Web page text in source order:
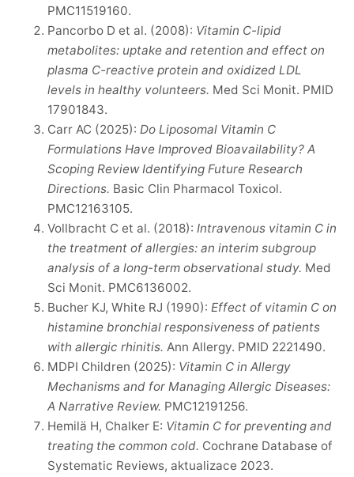
PMC11519160.
Pancorbo D et al. (2008): Vitamin C-lipid
metabolites: uptake and retention and effect on
plasma C-reactive protein and oxidized LDL
levels in healthy volunteers. Med Sci Monit. PMID
17901843.
Carr AC (2025): Do Liposomal Vitamin C
Formulations Have Improved Bioavailability? A
Scoping Review Identifying Future Research
Directions. Basic Clin Pharmacol Toxicol.
PMC12163105.
Vollbracht C et al. (2018): Intravenous vitamin C in
the treatment of allergies: an interim subgroup
analysis of a long-term observational study. Med
Sci Monit. PMC6136002.
Bucher KJ, White RJ (1990): Effect of vitamin C on
histamine bronchial responsiveness of patients
with allergic rhinitis. Ann Allergy. PMID 2221490.
MDPI Children (2025): Vitamin C in Allergy
Mechanisms and for Managing Allergic Diseases:
A Narrative Review. PMC12191256.
Hemilä H, Chalker E: Vitamin C for preventing and
treating the common cold. Cochrane Database of
Systematic Reviews, aktualizace 2023.